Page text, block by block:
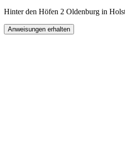
Hinter den Höfen 2 Oldenburg in
Anweisungen erhalten